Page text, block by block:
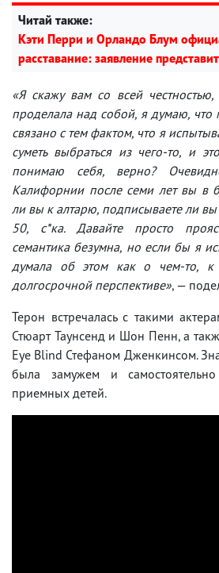
Читай также:
Кэти Перри и Орландо Блум
расставание: заявление
«Я скажу вам со всей
проделала над собой, я думаю, что
связано с тем фактом, что я
суметь выбраться из чего-то, и
понимаю себя, верно?
Калифорнии после семи лет вы в
ли вы к алтарю, подписываете ли вы
50, с*ка. Давайте просто
семантика безумна, но если бы я
думала об этом как о чем-то, к
долгосрочной перспективе», —
Терон встречалась с такими
Стюарт Таунсенд и Шон Пенн, а
Eye Blind Стефаном Дженкинсом.
была замужем и
приемных детей.